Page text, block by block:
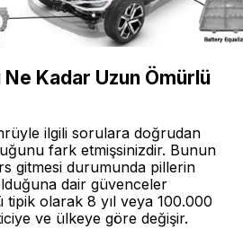
Ne Kadar Uzun Ömürlü
ilgili sorulara doğrudan
fark etmişsinizdir. Bunun
gitmesi durumunda pillerin
dair güvenceler
tipik olarak 8 yıl veya 100.000
ve ülkeye göre değişir.